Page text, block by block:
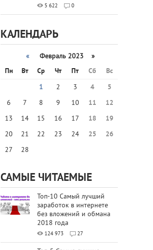
5 622 0
КАЛЕНДАРЬ
«
Февраль 2023 »
Пн
Вт Ср Чт Пт Сб
Вс
1
2 3 4
5
6
7 8 9 10 11
12
13
14 15 16 17 18
19
20
21 22 23 24 25
26
27
28
САМЫЕ ЧИТАЕМЫЕ
Топ-10 Самый лучший
заработок в интернете
без вложений и обмана
2018 года
124 973 27